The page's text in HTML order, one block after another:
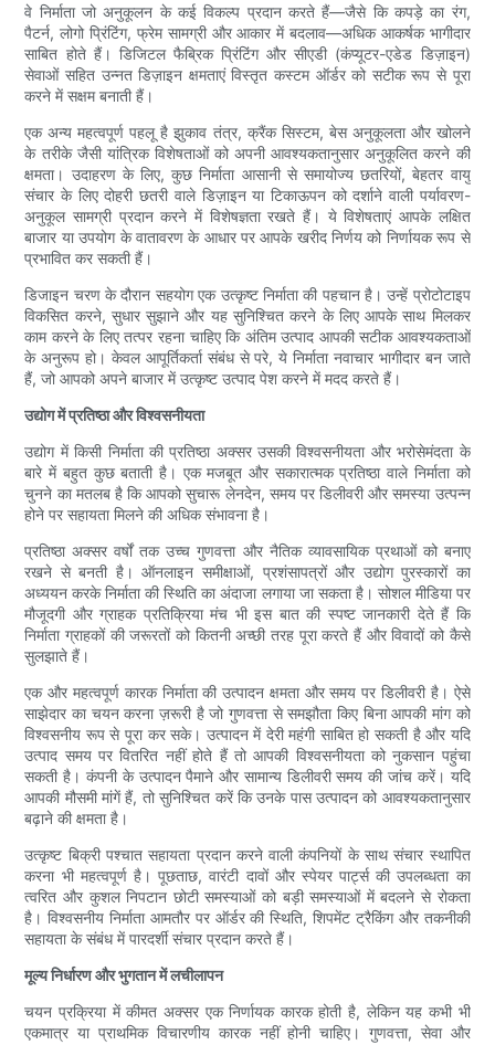
वे निर्माता जो अनुकूलन के कई विकल्प प्रदान करते हैं—जैसे कि कपड़े का रंग,
पैटर्न, लोगो प्रिंटिंग, फ्रेम सामग्री और आकार में बदलाव—अधिक आकर्षक भागीदार
साबित होते हैं। डिजिटल फैब्रिक प्रिंटिंग और सीएडी (कंप्यूटर-एडेड डिज़ाइन)
सेवाओं सहित उन्नत डिज़ाइन क्षमताएं विस्तृत कस्टम ऑर्डर को सटीक रूप से पूरा
करने में सक्षम बनाती हैं।
एक अन्य महत्वपूर्ण पहलू है झुकाव तंत्र, क्रैंक सिस्टम, बेस अनुकूलता और खोलने
के तरीके जैसी यांत्रिक विशेषताओं को अपनी आवश्यकतानुसार अनुकूलित करने की
क्षमता। उदाहरण के लिए, कुछ निर्माता आसानी से समायोज्य छतरियों, बेहतर वायु
संचार के लिए दोहरी छतरी वाले डिज़ाइन या टिकाऊपन को दर्शाने वाली पर्यावरण-
अनुकूल सामग्री प्रदान करने में विशेषज्ञता रखते हैं। ये विशेषताएं आपके लक्षित
बाजार या उपयोग के वातावरण के आधार पर आपके खरीद निर्णय को निर्णायक रूप से
प्रभावित कर सकती हैं।
डिजाइन चरण के दौरान सहयोग एक उत्कृष्ट निर्माता की पहचान है। उन्हें प्रोटोटाइप
विकसित करने, सुधार सुझाने और यह सुनिश्चित करने के लिए आपके साथ मिलकर
काम करने के लिए तत्पर रहना चाहिए कि अंतिम उत्पाद आपकी सटीक आवश्यकताओं
के अनुरूप हो। केवल आपूर्तिकर्ता संबंध से परे, ये निर्माता नवाचार भागीदार बन जाते
हैं, जो आपको अपने बाजार में उत्कृष्ट उत्पाद पेश करने में मदद करते हैं।
उद्योग में प्रतिष्ठा और विश्वसनीयता
उद्योग में किसी निर्माता की प्रतिष्ठा अक्सर उसकी विश्वसनीयता और भरोसेमंदता के
बारे में बहुत कुछ बताती है। एक मजबूत और सकारात्मक प्रतिष्ठा वाले निर्माता को
चुनने का मतलब है कि आपको सुचारू लेनदेन, समय पर डिलीवरी और समस्या उत्पन्न
होने पर सहायता मिलने की अधिक संभावना है।
प्रतिष्ठा अक्सर वर्षों तक उच्च गुणवत्ता और नैतिक व्यावसायिक प्रथाओं को बनाए
रखने से बनती है। ऑनलाइन समीक्षाओं, प्रशंसापत्रों और उद्योग पुरस्कारों का
अध्ययन करके निर्माता की स्थिति का अंदाजा लगाया जा सकता है। सोशल मीडिया पर
मौजूदगी और ग्राहक प्रतिक्रिया मंच भी इस बात की स्पष्ट जानकारी देते हैं कि
निर्माता ग्राहकों की जरूरतों को कितनी अच्छी तरह पूरा करते हैं और विवादों को कैसे
सुलझाते हैं।
एक और महत्वपूर्ण कारक निर्माता की उत्पादन क्षमता और समय पर डिलीवरी है। ऐसे
साझेदार का चयन करना ज़रूरी है जो गुणवत्ता से समझौता किए बिना आपकी मांग को
विश्वसनीय रूप से पूरा कर सके। उत्पादन में देरी महंगी साबित हो सकती है और यदि
उत्पाद समय पर वितरित नहीं होते हैं तो आपकी विश्वसनीयता को नुकसान पहुंचा
सकती है। कंपनी के उत्पादन पैमाने और सामान्य डिलीवरी समय की जांच करें। यदि
आपकी मौसमी मांगें हैं, तो सुनिश्चित करें कि उनके पास उत्पादन को आवश्यकतानुसार
बढ़ाने की क्षमता है।
उत्कृष्ट बिक्री पश्चात सहायता प्रदान करने वाली कंपनियों के साथ संचार स्थापित
करना भी महत्वपूर्ण है। पूछताछ, वारंटी दावों और स्पेयर पार्ट्स की उपलब्धता का
त्वरित और कुशल निपटान छोटी समस्याओं को बड़ी समस्याओं में बदलने से रोकता
है। विश्वसनीय निर्माता आमतौर पर ऑर्डर की स्थिति, शिपमेंट ट्रैकिंग और तकनीकी
सहायता के संबंध में पारदर्शी संचार प्रदान करते हैं।
मूल्य निर्धारण और भुगतान में लचीलापन
चयन प्रक्रिया में कीमत अक्सर एक निर्णायक कारक होती है, लेकिन यह कभी भी
एकमात्र या प्राथमिक विचारणीय कारक नहीं होनी चाहिए। गुणवत्ता, सेवा और